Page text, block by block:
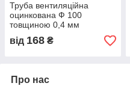
Труба вентиляційна
оцинкована Ф 100
товщиною 0,4 мм
від 168 ₴
Про нас